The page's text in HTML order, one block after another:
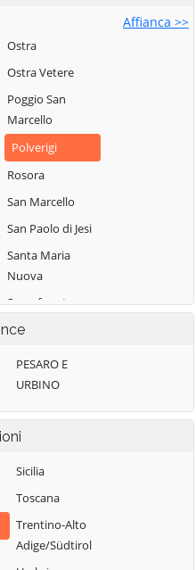
Affianca >>
Ostra
Ostra Vetere
Poggio San
Marcello
Polverigi
Rosora
San Marcello
San Paolo di Jesi
Santa Maria
Nuova
Sassoferrato
Senigallia
Serra San Quirico
Sirolo
Staffolo
Trecastelli
PESARO E
URBINO
Sicilia
Toscana
Trentino-Alto
Adige/Südtirol